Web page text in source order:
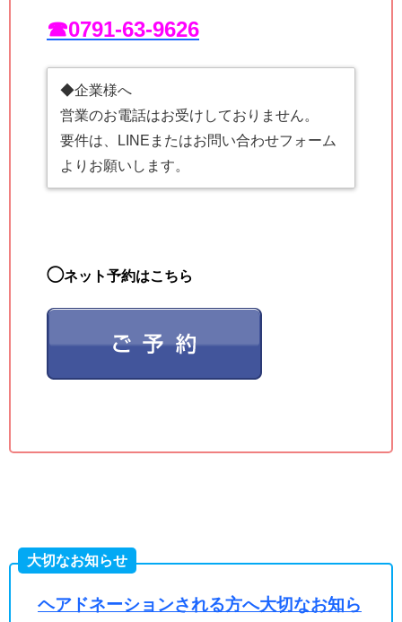
☎︎0791-63-9626
◆企業様へ
営業のお電話はお受けしておりません。
要件は、LINEまたはお問い合わせフォーム
よりお願いします。
◯ネット予約はこちら
大切なお知らせ
ヘアドネーションされる方へ大切なお知ら